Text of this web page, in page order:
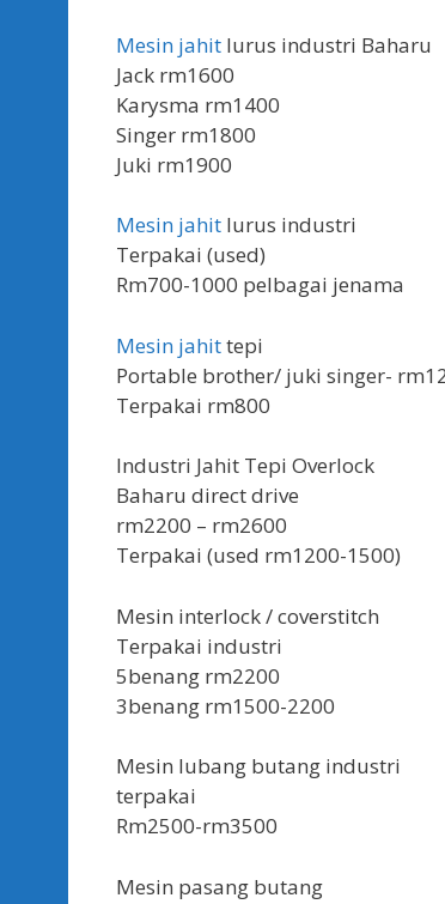
Mesin jahit lurus industri Baharu
Jack rm1600
Karysma rm1400
Singer rm1800
Juki rm1900
Mesin jahit lurus industri
Terpakai (used)
Rm700-1000 pelbagai jenama
Mesin jahittepi
Portable brother/ juki singer-
Terpakai rm800
Industri Jahit Tepi Overlock
Baharu direct drive
rm2200 – rm2600
Terpakai (used rm1200-1500)
Mesin interlock / coverstitch
Terpakai industri
5benang rm2200
3benang rm1500-2200
Mesin lubang butang industri
terpakai
Rm2500-rm3500
Mesin pasang butang